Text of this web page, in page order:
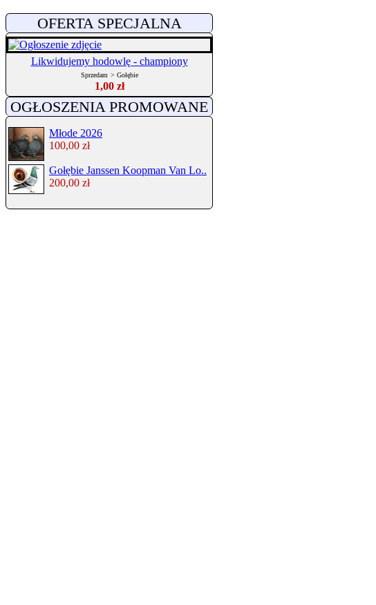
OFERTA SPECJALNA
Likwidujemy hodowlę - championy
Sprzedam > Gołębie
1,00 zł
OGŁOSZENIA PROMOWANE
Młode 2026
100,00 zł
Gołębie Janssen Koopman Van Lo..
200,00 zł